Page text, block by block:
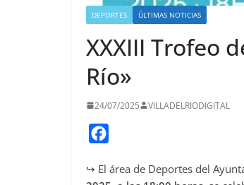
DEPORTES ÚLTIMAS NOTICIAS
XXXIII Trofeo
Río»
24/07/2025 VILLADELRIODIGITAL
c
↪️ El área de Deportes del